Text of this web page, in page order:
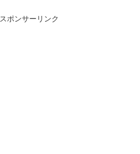
スポンサーリンク